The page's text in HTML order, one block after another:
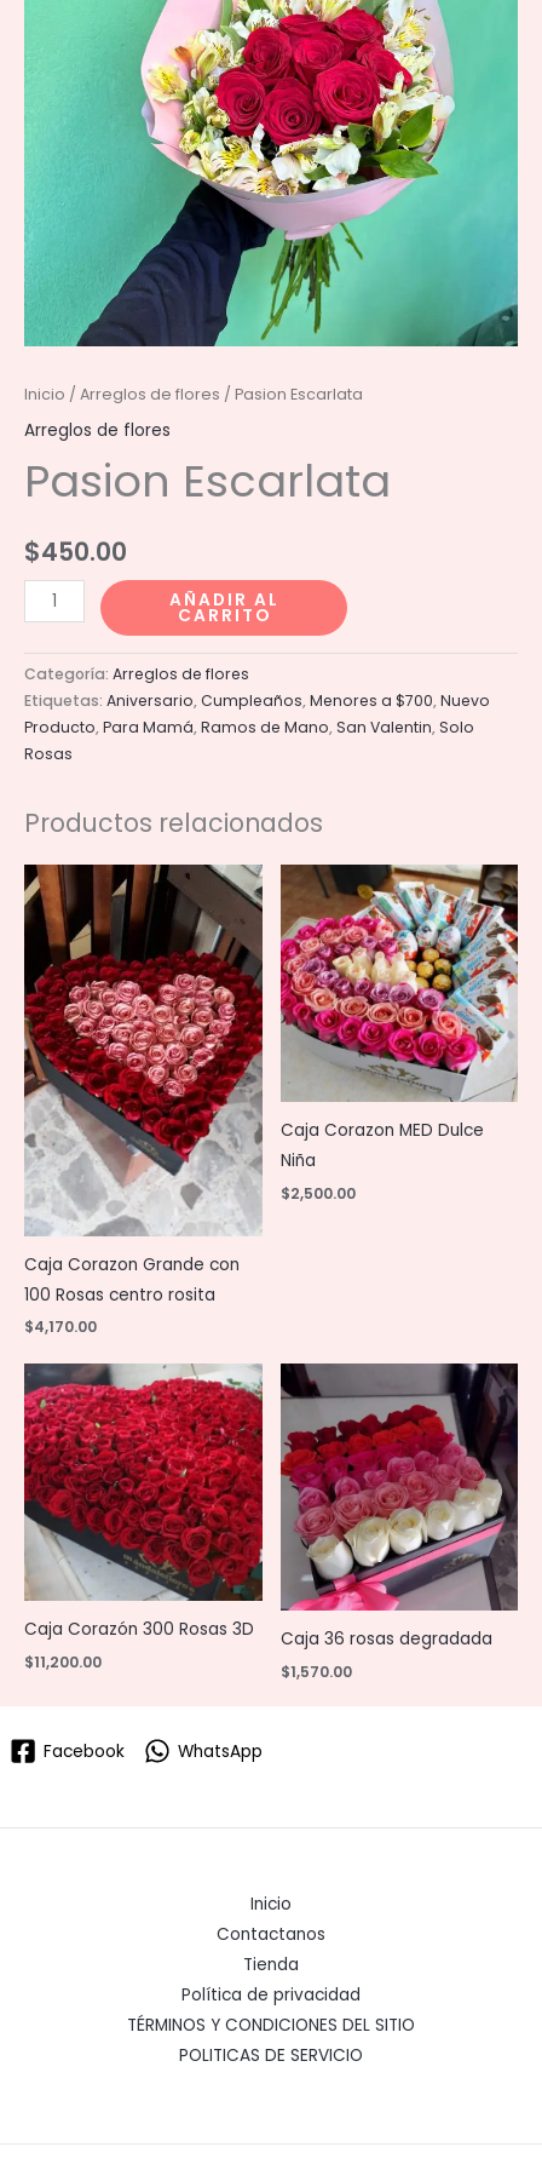
Inicio / Arreglos de flores / Pasion Escarlata
Arreglos de flores
Pasion Escarlata
$450.00
Pasion
Escarlata
cantidad
AÑADIR AL
CARRITO
Categoría: Arreglos de flores
Etiquetas: Aniversario,Cumpleaños,Menores a $700,Nuevo
Producto,Para Mamá,Ramos de Mano,San Valentin,Solo
Rosas
Productos relacionados
Caja Corazon Grande con
100 Rosas centro rosita
$4,170.00
Caja Corazon MED Dulce
Niña
$2,500.00
Caja Corazón 300 Rosas 3D
$11,200.00
Caja 36 rosas degradada
$1,570.00
Facebook WhatsApp
Inicio
Contactanos
Tienda
Política de privacidad
TÉRMINOS Y CONDICIONES DEL SITIO
POLITICAS DE SERVICIO